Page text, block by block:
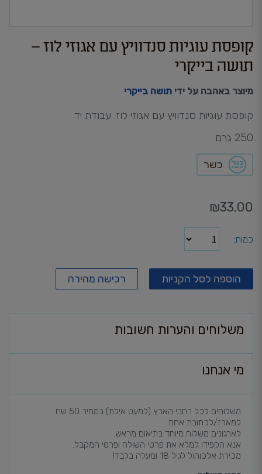
קופסת עוגיות סנדוויץ עם אגוזי לוז –
תושה בייקרי
מיוצר באהבה על ידי תושה בייקרי
קופסת עוגיות סנדוויץ עם אגוזי לוז. עבודת יד
250 גרם
כשר
₪33.00
הוספה לסל הקניות רכישה מהירה
משלוחים והערות חשובות
מי אנחנו
משלוחים לכל רחבי הארץ (למעט אילת) במחיר 50 שח
למארז/לכתובת אחת.
לארגונים משלוח מיוחד בתיאום מראש.
אנא הקפידו למלא את פרטי השולח ופרטי המקבל.
מכירת אלכוהול לגיל 18 ומעלה בלבד!